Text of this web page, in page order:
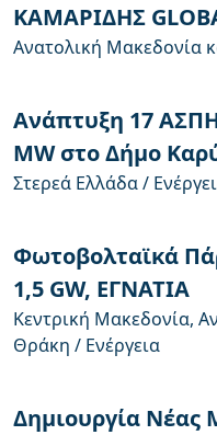
ΚΑΜΑΡΙΔΗΣ
Ανατολική Μακεδονία
Ανάπτυξη 17
MW στο Δήμο
Στερεά Ελλάδα /
Φωτοβολταϊκά
1,5 GW, ΕΓΝΑΤΙΑ
Κεντρική Μακεδονία,
Θράκη / Ενέργεια
Δημιουργία